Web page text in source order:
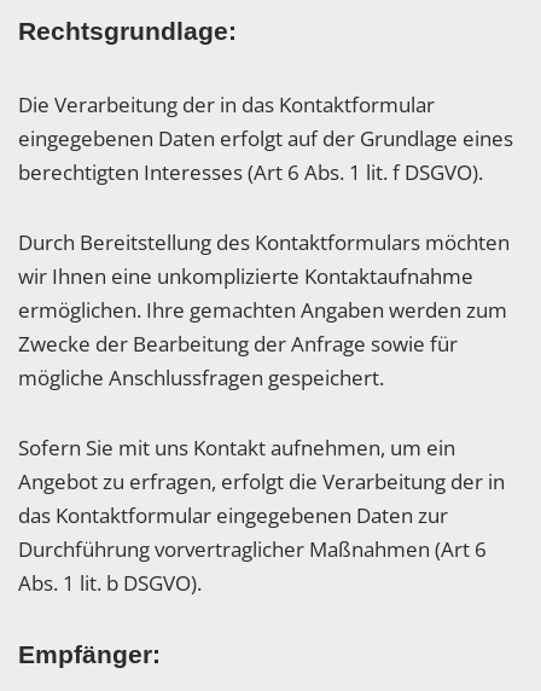
Rechtsgrundlage:
Die Verarbeitung der in das Kontaktformular
eingegebenen Daten erfolgt auf der Grundlage eines
berechtigten Interesses (Art 6 Abs. 1 lit. f DSGVO).
Durch Bereitstellung des Kontaktformulars möchten
wir Ihnen eine unkomplizierte Kontaktaufnahme
ermöglichen. Ihre gemachten Angaben werden zum
Zwecke der Bearbeitung der Anfrage sowie für
mögliche Anschlussfragen gespeichert.
Sofern Sie mit uns Kontakt aufnehmen, um ein
Angebot zu erfragen, erfolgt die Verarbeitung der in
das Kontaktformular eingegebenen Daten zur
Durchführung vorvertraglicher Maßnahmen (Art 6
Abs. 1 lit. b DSGVO).
Empfänger: